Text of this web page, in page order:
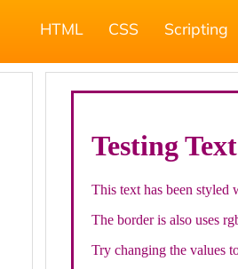
HTML CSS Scripting